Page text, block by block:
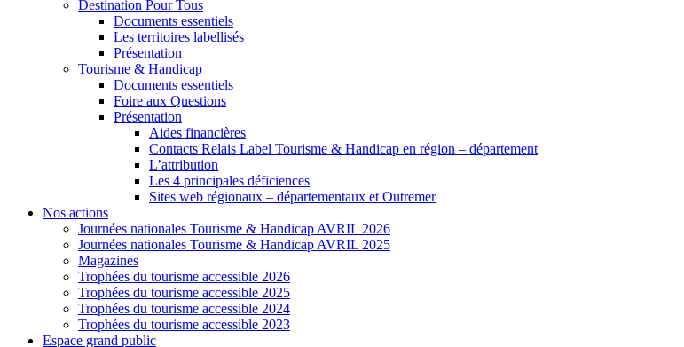
Destination Pour Tous
Documents essentiels
Les territoires labellisés
Présentation
Tourisme & Handicap
Documents essentiels
Foire aux Questions
Présentation
Aides financières
Contacts Relais Label Tourisme & Handicap en région – département
L’attribution
Les 4 principales déficiences
Sites web régionaux – départementaux et Outremer
Nos actions
Journées nationales Tourisme & Handicap AVRIL 2026
Journées nationales Tourisme & Handicap AVRIL 2025
Magazines
Trophées du tourisme accessible 2026
Trophées du tourisme accessible 2025
Trophées du tourisme accessible 2024
Trophées du tourisme accessible 2023
Espace grand public